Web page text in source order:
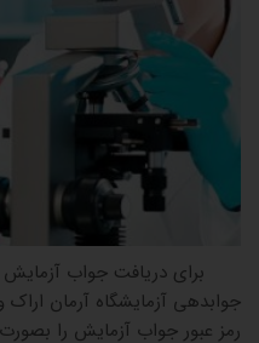
برای دریافت جواب آزمایش
جوابدهی آزمایشگاه آرمان اراک